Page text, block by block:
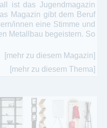
ist das Jugendmagazin
Magazin gibt dem Beruf
innen eine Stimme und
Metallbau begeistern. So
[mehr zu diesem Magazin]
[mehr zu diesem Thema]